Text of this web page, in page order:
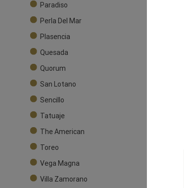
Paradiso
Perla Del Mar
Plasencia
Quesada
Quorum
San Lotano
Sencillo
Tatuaje
The American
Toreo
Vega Magna
Villa Zamorano